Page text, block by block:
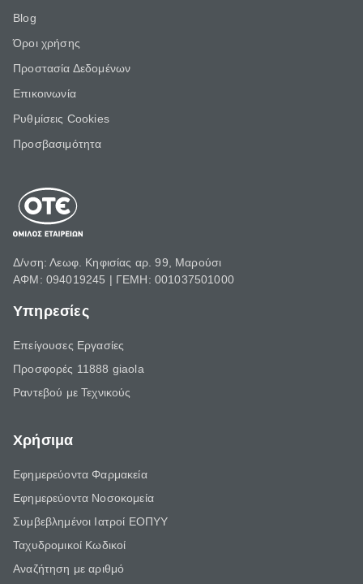
Blog
Όροι χρήσης
Προστασία Δεδομένων
Επικοινωνία
Ρυθμίσεις Cookies
Προσβασιμότητα
Δ/νση: Λεωφ. Κηφισίας αρ. 99, Μαρούσι
ΑΦΜ: 094019245 | ΓΕΜΗ: 001037501000
Υπηρεσίες
Επείγουσες Εργασίες
Προσφορές 11888 giaola
Ραντεβού με Τεχνικούς
Χρήσιμα
Εφημερεύοντα Φαρμακεία
Εφημερεύοντα Νοσοκομεία
Συμβεβλημένοι Ιατροί ΕΟΠΥΥ
Ταχυδρομικοί Κωδικοί
Αναζήτηση με αριθμό